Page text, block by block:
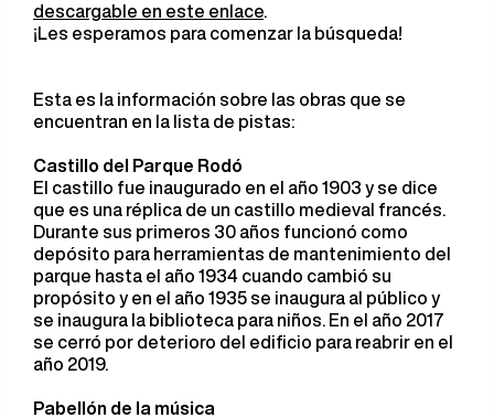
descargable en este enlace
¡Les esperamos para comenzar la búsqueda!
Esta es la información sobre las obras que se
encuentran en la lista de pistas:
Castillo del Parque Rodó
El castillo fue inaugurado en el año 1903 y se dice
que es una réplica de un castillo medieval francés.
Durante sus primeros 30 años funcionó como
depósito para herramientas de mantenimiento del
parque hasta el año 1934 cuando cambió su
propósito y en el año 1935 se inaugura al público y
se inaugura la biblioteca para niños. En el año 2017
se cerró por deterioro del edificio para reabrir en el
año 2019.
Pabellón de la música